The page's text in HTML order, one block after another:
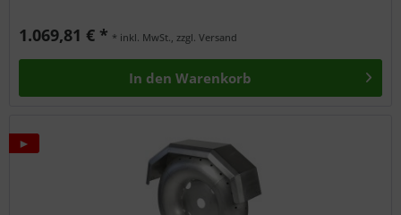
1.069,81 € * * inkl. MwSt., zzgl. Versand
In den Warenkorb
►